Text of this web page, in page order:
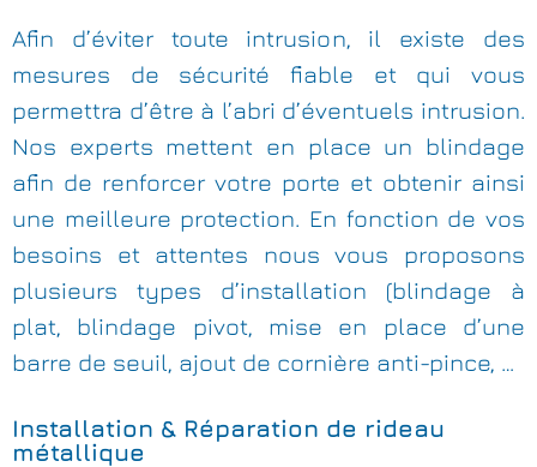
Afin d’éviter toute intrusion, il existe des
mesures de sécurité fiable et qui vous
permettra d’être à l’abri d’éventuels intrusion.
Nos experts mettent en place un blindage
afin de renforcer votre porte et obtenir ainsi
une meilleure protection. En fonction de vos
besoins et attentes nous vous proposons
plusieurs types d’installation (blindage à
plat, blindage pivot, mise en place d’une
barre de seuil, ajout de cornière anti-pince, …
Installation & Réparation de rideau
métallique